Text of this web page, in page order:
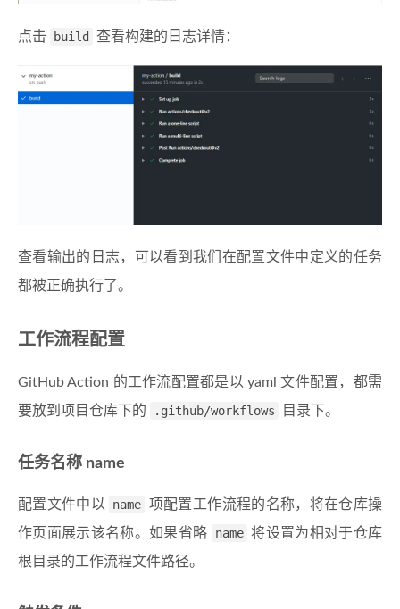
点击 build 查看构建的日志详情：
查看输出的日志，可以看到我们在配置文件中定义的任务
都被正确执行了。
工作流程配置
GitHub Action 的工作流配置都是以 yaml 文件配置，都需
要放到项目仓库下的
.github/workflows 目录下。
任务名称 name
配置文件中以 name 项配置工作流程的名称，将在仓库操
作页面展示该名称。如果省略
name 将设置为相对于仓库
根目录的工作流程文件路径。